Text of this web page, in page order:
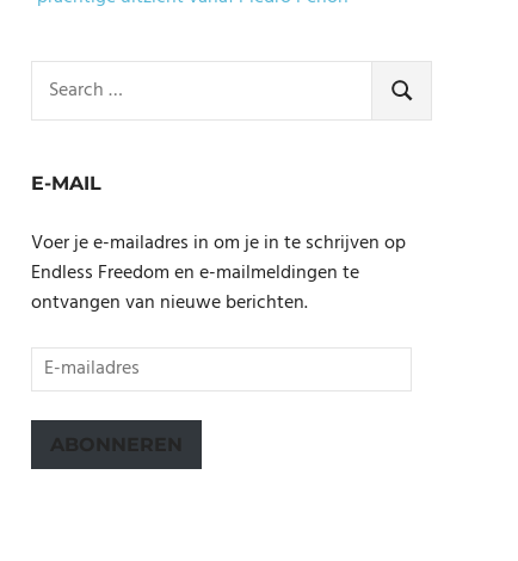
for:
SEARCH
E-MAIL
Voer je e-mailadres in om je in te schrijven op
Endless Freedom en e-mailmeldingen te
ontvangen van nieuwe berichten.
E-
mailadres
ABONNEREN